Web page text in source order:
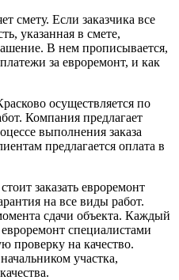
смету. Если заказчика все
указанная в смете,
В нем прописывается,
за евроремонт, и как
осуществляется по
Компания предлагает
выполнения заказа
предлагается оплата в
заказать евроремонт
на все виды работ.
сдачи объекта. Каждый
специалистами
проверку на качество.
участка,